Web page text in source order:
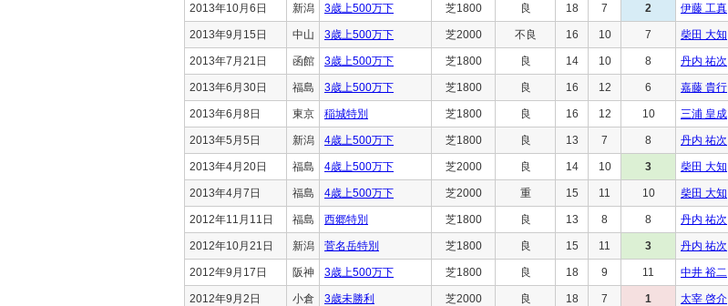
2013年10月6日 新潟 3歳上500万下 芝1800 良 18 7 2 伊藤 工真
2013年9月15日 中山 3歳上500万下 芝2000 不良 16 10 7 柴田 大知
2013年7月21日 函館 3歳上500万下 芝1800 良 14 10 8 丹内 祐次
2013年6月30日 福島 3歳上500万下 芝1800 良 16 12 6 嘉藤 貴行
2013年6月8日 東京 稲城特別 芝1800 良 16 12 10 三浦 皇成
2013年5月5日 新潟 4歳上500万下 芝1800 良 13 7 8 丹内 祐次
2013年4月20日 福島 4歳上500万下 芝2000 良 14 10 3 柴田 大知
2013年4月7日 福島 4歳上500万下 芝2000 重 15 11 10 柴田 大知
2012年11月11日 福島 西郷特別 芝1800 良 13 8 8 丹内 祐次
2012年10月21日 新潟 菅名岳特別 芝1800 良 15 11 3 丹内 祐次
2012年9月17日 阪神 3歳上500万下 芝1800 良 18 9 11 中井 裕二
2012年9月2日 小倉 3歳未勝利 芝2000 良 18 7 1 太宰 啓介